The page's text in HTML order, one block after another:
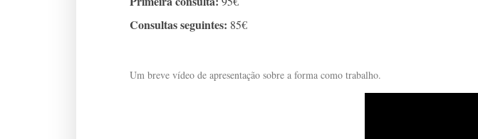
Consultas seguintes: 85€
Um breve vídeo de apresentação sobre a forma como trabalho.